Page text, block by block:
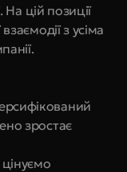
На цій позиції
з усіма
зростає
цінуємо